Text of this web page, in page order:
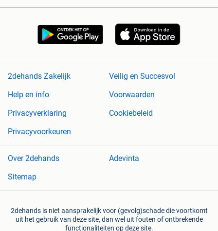
2dehands Zakelijk
Veilig en Succesvol
Help en info
Voorwaarden
Privacyverklaring
Cookiebeleid
Privacyvoorkeuren
Over 2dehands
Adevinta
Sitemap
2dehands is niet aansprakelijk voor (gevolg)schade die voortkomt
uit het gebruik van deze site, dan wel uit fouten of ontbrekende
functionaliteiten op deze site.